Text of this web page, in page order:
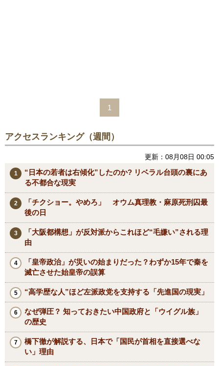
1
アクセスランキング（週間）
更新：08月08日 00:05
“日本の若者は右傾化”したのか? リベラル台頭の裏にあ
る不都合な現実
「チクショー。やめろ」 オウム真理教・麻原死刑囚最
後の日
「大阪都構想」が反対派からこれほど“毛嫌い”される理
由
「皇帝政治」が災いの始まりだった？わずか15年で秦を
滅亡させた始皇帝の誤算
“高学歴な人”ほど左派政党を支持する「先進国の現実」
なぜ弾圧？ 知っておきたい中国政府と「ウイグル族」
の歴史
橋下徹が解説する、日本で「国民が首相を直接選べな
い」理由